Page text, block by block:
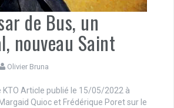
de Bus, un
nouveau Saint
Olivier Bruna
KTO Article publié le 15/05/2022 à
Quioc et Frédérique Poret sur le